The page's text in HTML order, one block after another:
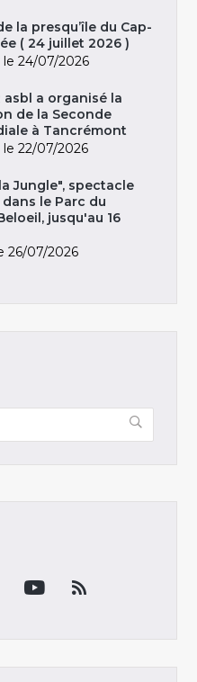
la presqu’île du Cap-
( 24 juillet 2026 )
le 24/07/2026
asbl a organisé la
de la Seconde
à Tancrémont
le 22/07/2026
Jungle", spectacle
le Parc du
jusqu'au 16
26/07/2026